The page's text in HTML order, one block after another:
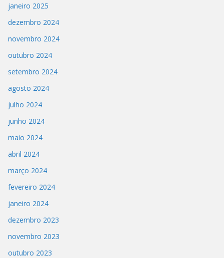
janeiro 2025
dezembro 2024
novembro 2024
outubro 2024
setembro 2024
agosto 2024
julho 2024
junho 2024
maio 2024
abril 2024
março 2024
fevereiro 2024
janeiro 2024
dezembro 2023
novembro 2023
outubro 2023